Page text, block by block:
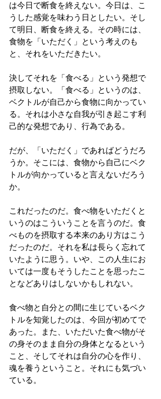
は今日で断食を終えない。今日は、こ
うした感覚を味わう日としたい。そし
て明日、断食を終える。その時には、
食物を「いただく」という考えのも
と、それをいただきたい。
決してそれを「食べる」という発想で
摂取しない。「食べる」というのは、
ベクトルが自己から食物に向かってい
る。それは小さな自我が引き起こす利
己的な発想であり、行為である。
だが、「いただく」であればどうだろ
うか。そこには、食物から自己にベク
トルが向かっていると言えないだろう
か。
これだったのだ。食べ物をいただくと
いうのはこういうことを言うのだ。食
べものを摂取する本来のあり方はこう
だったのだ。それを私は長らく忘れて
いたように思う。いや、この人生にお
いては一度もそうしたことを思ったこ
となどありはしないかもしれない。
食べ物と自分との間に生じているベク
トルを知覚したのは、今回が初めてで
あった。また、いただいた食べ物がそ
の身そのまま自分の身体となるという
こと、そしてそれは自分の心を作り、
魂を養うということ。それにも気づい
ている。